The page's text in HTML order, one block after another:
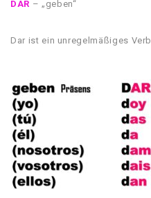
DAR – „geben“
Dar ist ein unregelmäßiges Verb.